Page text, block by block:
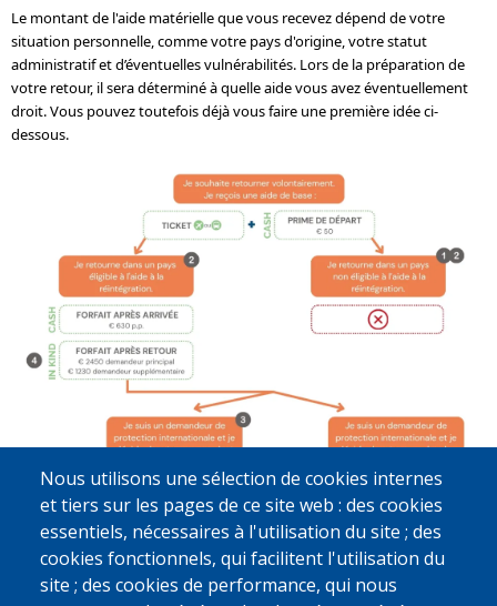
Le montant de l'aide matérielle que vous recevez dépend de votre
situation personnelle, comme votre pays d'origine, votre statut
administratif et d’éventuelles vulnérabilités. Lors de la préparation de
votre retour, il sera déterminé à quelle aide vous avez éventuellement
droit. Vous pouvez toutefois déjà vous faire une première idée ci-
dessous.
Nous utilisons une sélection de cookies internes
et tiers sur les pages de ce site web : des cookies
essentiels, nécessaires à l'utilisation du site ; des
cookies fonctionnels, qui facilitent l'utilisation du
site ; des cookies de performance, qui nous